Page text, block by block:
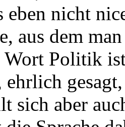
eben nicht
aus dem
Politik
ehrlich
sich aber